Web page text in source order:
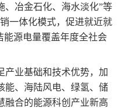
、冶金石化、海水淡化”等
一体化模式，促进就近就
能源电量覆盖年度全社会
产业基础和技术优势，加
能、海陆风电、绿氢、储
融合的能源科创产业新高